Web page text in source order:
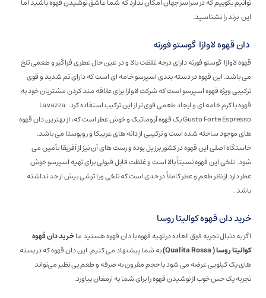
توانیم بگوییم که در سراسر جهان امکان ندارد که شما عاشق نوشیدن قهوه باشید اما
این برند را نشناسید.
دان قهوه لاوازا گوستو فورته
قهوه لاوازا گوستو فورته دارای درجه غلظت بالا و در عین حال عطری فراگیر و طعمی تلخ
می باشد. این قهوه در دسته بندی اسپرسو خامه ای است که دارای تم شدید و قوی
ترکیبی ویژه قهوه اسپرسو است که شرکت لاوازا برای علاقه مند کردن مشتریان خود به
قهوه با کرم خامه ای و ایجاد طعمی قوی تر از این ترکیب استفاده کرد. Lavazza
Gusto Forte Espresso یک قهوه آروماتیک و خوش عطر است که، از بهترین دان قهوه
های موجود ساخته شده است و ترکیبی از دانه های عربیکا و روبوستا می باشد.
خاستگاه اصلی این قهوه در کشور برزیل بوده و رست های آن نیز از آفریقا تأمین می
شود. تلخی این قهوه نسبتاً بالا است و غلظت قابل قبولی برای تهیه اسپرسو خوش
عطر دارد از نظر طعم و عطر کاملاً در حدی است که تلخی ویا ترشی بیش از حد نداشته
باشد .
خرید دان قهوه کوالیتا روسا
اگر به دنبال تجربه فوق العاده در تهیه قهوه با دان قهوه هستید ماخرید دان قهوه
کوالیتا روسا ( Qualita Rossa)
به شما پیشنهاد می کنیم. این دان قهوه‌ که در بسته
های یک کیلویی عرضه می شود با حجم مقرون به صرفه و طعم بی نظیر می‌تواند
تجربه یک حس خوب از نوشیدن قهوه را برای شما به ارمغان بیاورد.